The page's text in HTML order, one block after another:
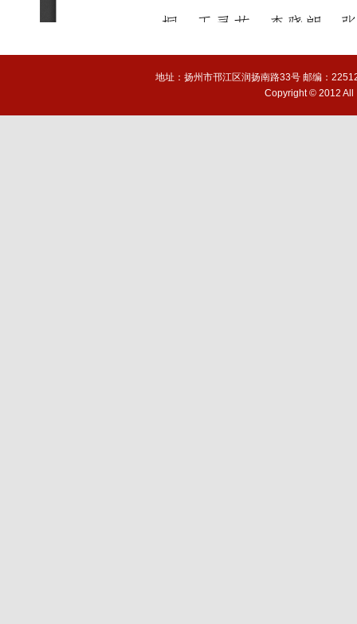
地址：扬州市邗江区润扬南路33号 邮编：
Copyright © 2012